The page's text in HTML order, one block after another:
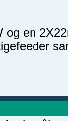
og en